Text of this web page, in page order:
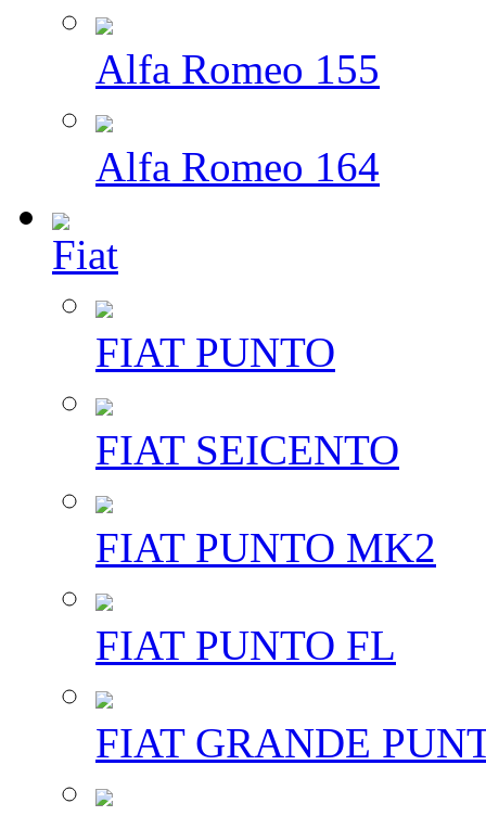
Alfa Romeo 155
Alfa Romeo 164
Fiat
FIAT PUNTO
FIAT SEICENTO
FIAT PUNTO MK2
FIAT PUNTO FL
FIAT GRANDE